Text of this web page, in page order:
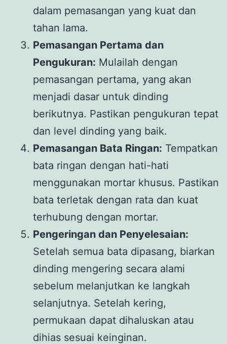
dalam pemasangan yang kuat dan
tahan lama.
Pemasangan Pertama dan
Pengukuran: Mulailah dengan
pemasangan pertama, yang akan
menjadi dasar untuk dinding
berikutnya. Pastikan pengukuran tepat
dan level dinding yang baik.
Pemasangan Bata Ringan: Tempatkan
bata ringan dengan hati-hati
menggunakan mortar khusus. Pastikan
bata terletak dengan rata dan kuat
terhubung dengan mortar.
Pengeringan dan Penyelesaian:
Setelah semua bata dipasang, biarkan
dinding mengering secara alami
sebelum melanjutkan ke langkah
selanjutnya. Setelah kering,
permukaan dapat dihaluskan atau
dihias sesuai keinginan.